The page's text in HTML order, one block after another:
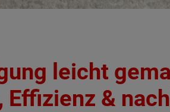
leicht
&